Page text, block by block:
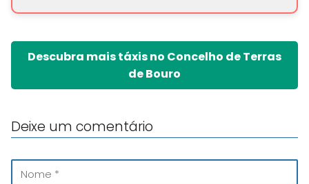
Descubra mais táxis no Concelho de Terras
de Bouro
Deixe um comentário